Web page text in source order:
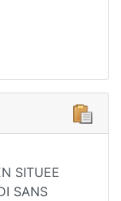
SITUEE
SANS